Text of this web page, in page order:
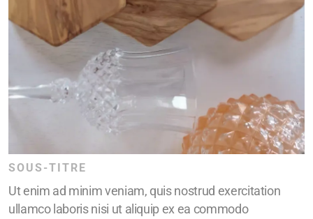
SOUS-TITRE
Ut enim ad minim veniam, quis nostrud exercitation
ullamco laboris nisi ut aliquip ex ea commodo